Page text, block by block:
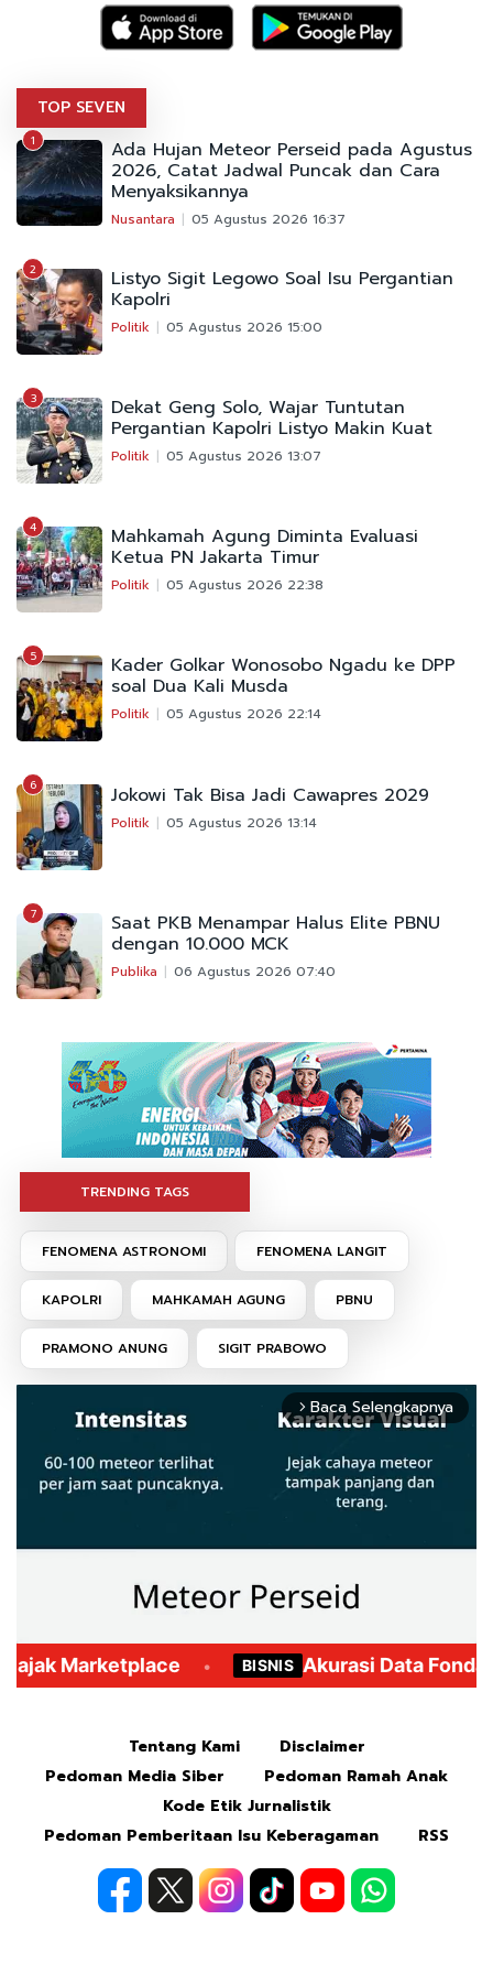
TOP SEVEN
1 Ada Hujan Meteor Perseid pada Agustus
2026, Catat Jadwal Puncak dan Cara
Menyaksikannya
Nusantara 05 Agustus 2026 16:37
2 Listyo Sigit Legowo Soal Isu Pergantian
Kapolri
Politik 05 Agustus 2026 15:00
3 Dekat Geng Solo, Wajar Tuntutan
Pergantian Kapolri Listyo Makin Kuat
Politik 05 Agustus 2026 13:07
4 Mahkamah Agung Diminta Evaluasi
Ketua PN Jakarta Timur
Politik 05 Agustus 2026 22:38
5 Kader Golkar Wonosobo Ngadu ke DPP
soal Dua Kali Musda
Politik 05 Agustus 2026 22:14
6 Jokowi Tak Bisa Jadi Cawapres 2029
Politik 05 Agustus 2026 13:14
7 Saat PKB Menampar Halus Elite PBNU
dengan 10.000 MCK
Publika 06 Agustus 2026 07:40
TRENDING TAGS
FENOMENA ASTRONOMI FENOMENA LANGIT
KAPOLRI MAHKAMAH AGUNG PBNU
PRAMONO ANUNG SIGIT PRABOWO
arrow_forward_ios Baca Selengkapnya
Tentang Kami
Disclaimer
Pedoman Media Siber
Pedoman Ramah Anak
Kode Etik Jurnalistik
Pedoman Pemberitaan Isu Keberagaman
RSS